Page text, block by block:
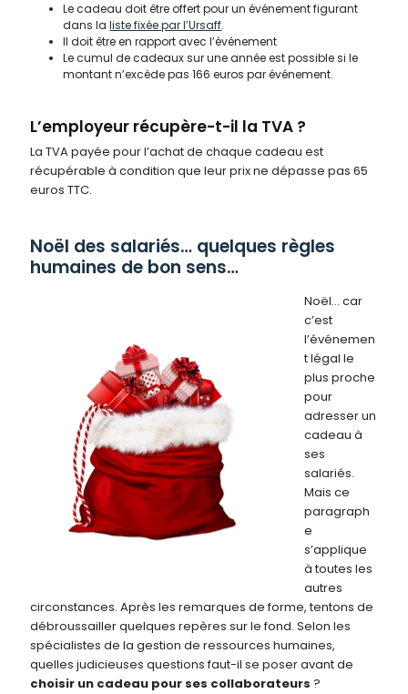
Le cadeau doit être offert pour un événement figurant
dans laliste fixée par l’Ursaff.
Il doit être en rapport avec l’événement
Le cumul de cadeaux sur une année est possible si le
montant n’excède pas 166 euros par événement.
L’employeur récupère-t-il la TVA ?
La TVA payée pour l’achat de chaque cadeau est
récupérable à condition que leur prix ne dépasse pas 65
euros TTC.
Noël des salariés… quelques règles
humaines de bon sens…
Noël… car
c’est
l’événemen
t légal le
plus proche
pour
adresser un
cadeau à
ses
salariés.
Mais ce
paragraph
e
s’applique
à toutes les
autres
circonstances. Après les remarques de forme, tentons de
débroussailler quelques repères sur le fond. Selon les
spécialistes de la gestion de ressources humaines,
quelles judicieuses questions faut-il se poser avant de
choisir un cadeau pour ses collaborateurs ?